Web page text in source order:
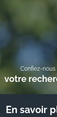
Confiez-nous
votre
En savoir